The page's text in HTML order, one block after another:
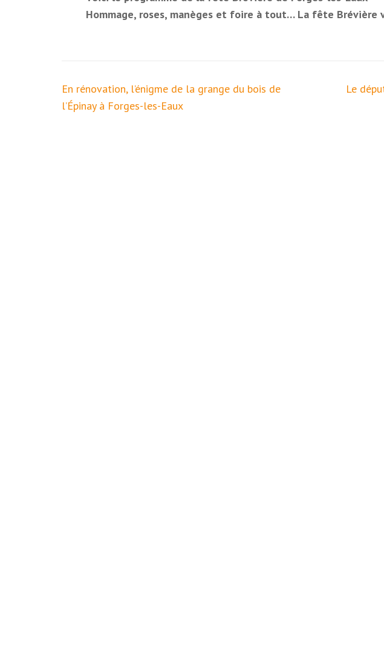
Hommage, roses, manèges et foire à tout… La fête Brévière
Navigation
de
En rénovation, l’énigme de la grange du bois de
l’Épinay à Forges-les-Eaux
Le